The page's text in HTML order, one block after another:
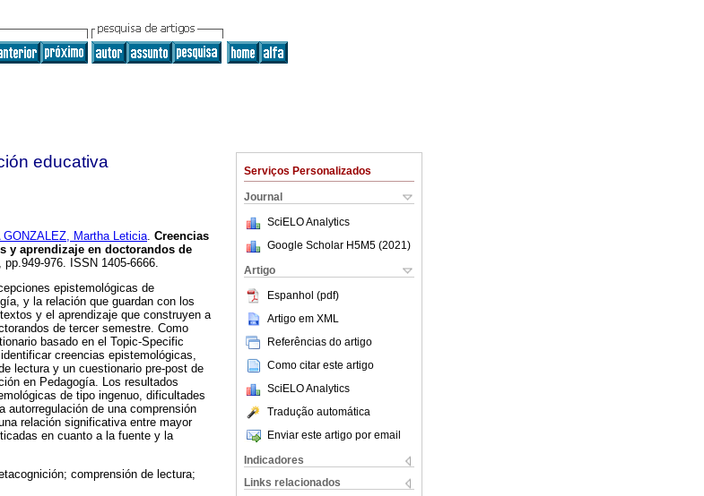
Serviços Personalizados
Journal
SciELO Analytics
Google Scholar H5M5 (2021 )
Artigo
Espanhol (pdf)
Artigo em XML
Referências do artigo
Como citar este artigo
SciELO Analytics
Tradução automática
Enviar este artigo por email
Indicadores
Links relacionados
educativa
GONZALEZ, Martha Leticia. Creencias
y aprendizaje en doctorandos de
976. ISSN 1405-6666.
epistemológicas de
y la relación que guardan con los
y el aprendizaje que construyen a
de tercer semestre. Como
basado en el Topic-Specific
creencias epistemológicas,
lectura y un cuestionario pre-post de
en Pedagogía. Los resultados
de tipo ingenuo, dificultades
autorregulación de una comprensión
relación significativa entre mayor
en cuanto a la fuente y la
comprensión de lectura;